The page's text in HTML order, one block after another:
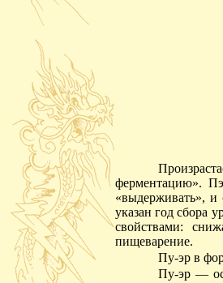
ферментацию».
«выдерживать», и
указан год сбора
свойствами:
пищеварение.
Пу-эр в
Пу-эр —